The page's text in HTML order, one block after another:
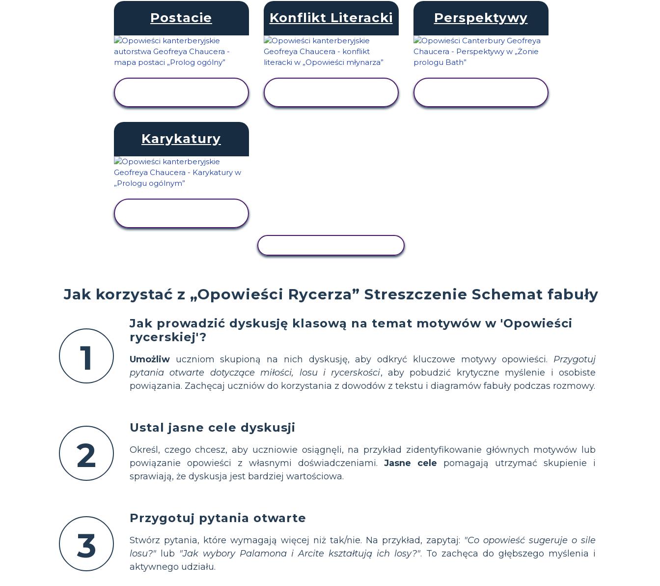
Jak korzystać z „Opowieści Rycerza” Streszczenie Schemat fabuły
1
Jak prowadzić dyskusję klasową na temat motywów w 'Opowieści
rycerskiej'?
Umożliw uczniom skupioną na nich dyskusję, aby odkryć kluczowe motywy opowieści. Przygotuj
pytania otwarte dotyczące miłości, losu i rycerskości, aby pobudzić krytyczne myślenie i osobiste
powiązania. Zachęcaj uczniów do korzystania z dowodów z tekstu i diagramów fabuły podczas rozmowy.
2
Ustal jasne cele dyskusji
Określ, czego chcesz, aby uczniowie osiągnęli, na przykład zidentyfikowanie głównych motywów lub
powiązanie opowieści z własnymi doświadczeniami. Jasne cele pomagają utrzymać skupienie i
sprawiają, że dyskusja jest bardziej wartościowa.
3
Przygotuj pytania otwarte
Stwórz pytania, które wymagają więcej niż tak/nie. Na przykład, zapytaj: "Co opowieść sugeruje o sile
losu?" lub "Jak wybory Palamona i Arcite kształtują ich losy?". To zachęca do głębszego myślenia i
aktywnego udziału.
Postacie Konflikt Literacki Perspektywy
Karykatury